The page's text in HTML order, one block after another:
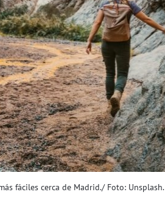
fáciles cerca de Madrid./ Foto: Unsplash.